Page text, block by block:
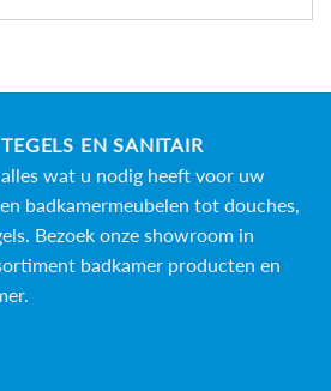
EN SANITAIR
wat u nodig heeft voor uw
badkamermeubelen tot douches,
. Bezoek onze showroom in
badkamer producten en